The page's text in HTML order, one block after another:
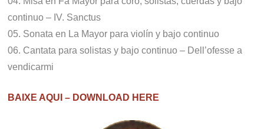
continuo – IV. Sanctus
05. Sonata en La Mayor para violín y bajo continuo
06. Cantata para solistas y bajo continuo – Dell’ofesse a
vendicarmi
BAIXE AQUI – DOWNLOAD HERE